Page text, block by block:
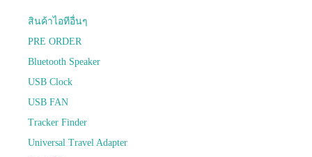
สินค้าไอทีอื่นๆ
PRE ORDER
Bluetooth Speaker
USB Clock
USB FAN
Tracker Finder
Universal Travel Adapter